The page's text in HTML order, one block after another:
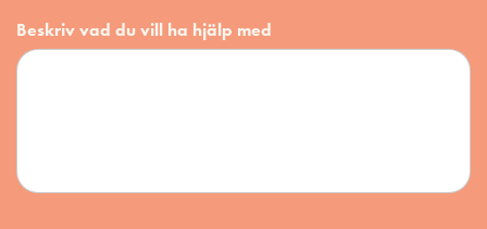
Beskriv vad du vill ha hjälp med